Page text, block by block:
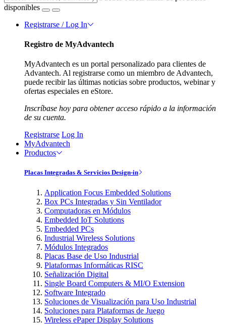
disponibles
Registrarse / Log In
Registro de MyAdvantech
MyAdvantech es un portal personalizado para clientes de
Advantech. Al registrarse como un miembro de Advantech,
puede recibir las últimas noticias sobre productos, webinar y
ofertas especiales en eStore.
Inscríbase hoy para obtener acceso rápido a la información
de su cuenta.
Registrarse Log In
MyAdvantech
Productos
Placas Integradas & Servicios Design-in
Application Focus Embedded Solutions
Box PCs Integradas y Sin Ventilador
Computadoras en Módulos
Embedded IoT Solutions
Embedded PCs
Industrial Wireless Solutions
Módulos Integrados
Placas Base de Uso Industrial
Plataformas Informáticas RISC
Señalización Digital
Single Board Computers & MI/O Extension
Software Integrado
Soluciones de Visualización para Uso Industrial
Soluciones para Plataformas de Juego
Wireless ePaper Display Solutions